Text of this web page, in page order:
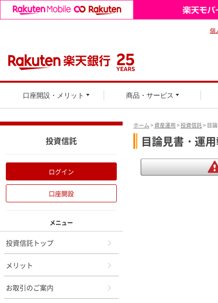
口座開設・メリット 商品・サービス
個
ホーム>資産運用>投資信託> 目
目論見書・運
投資信託
ログイン
口座開設
メニュー
投資信託トップ
メリット
お取引のご案内